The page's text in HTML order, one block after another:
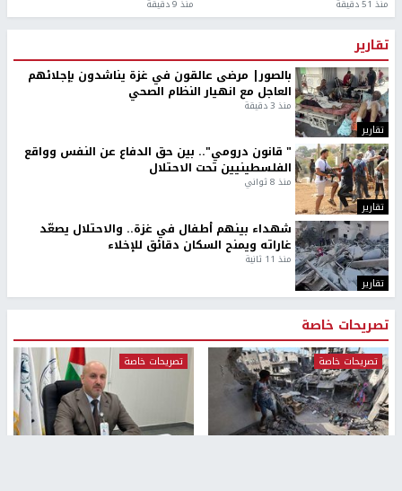
منذ 51 دقيقة منذ 9 دقيقة
تقارير
تقارير
بالصور| مرضى عالقون في غزة يناشدون بإجلائهم
العاجل مع انهيار النظام الصحي
منذ 3 دقيقة
تقارير
" قانون درومي".. بين حق الدفاع عن النفس وواقع
الفلسطينيين تحت الاحتلال
منذ 8 ثواني
تقارير
شهداء بينهم أطفال في غزة.. والاحتلال يصعّد
غاراته ويمنح السكان دقائق للإخلاء
منذ 11 ثانية
تصريحات خاصة
تصريحات خاصة تصريحات خاصة